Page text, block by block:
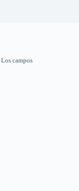
Los campos